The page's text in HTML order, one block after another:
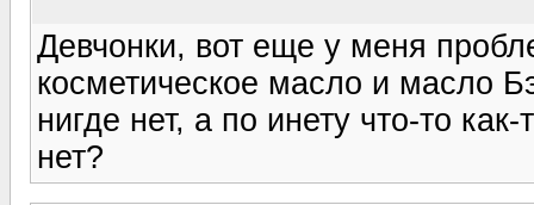
Девчонки, вот еще у меня
косметическое масло и масло
нигде нет, а по инету что-то
нет?